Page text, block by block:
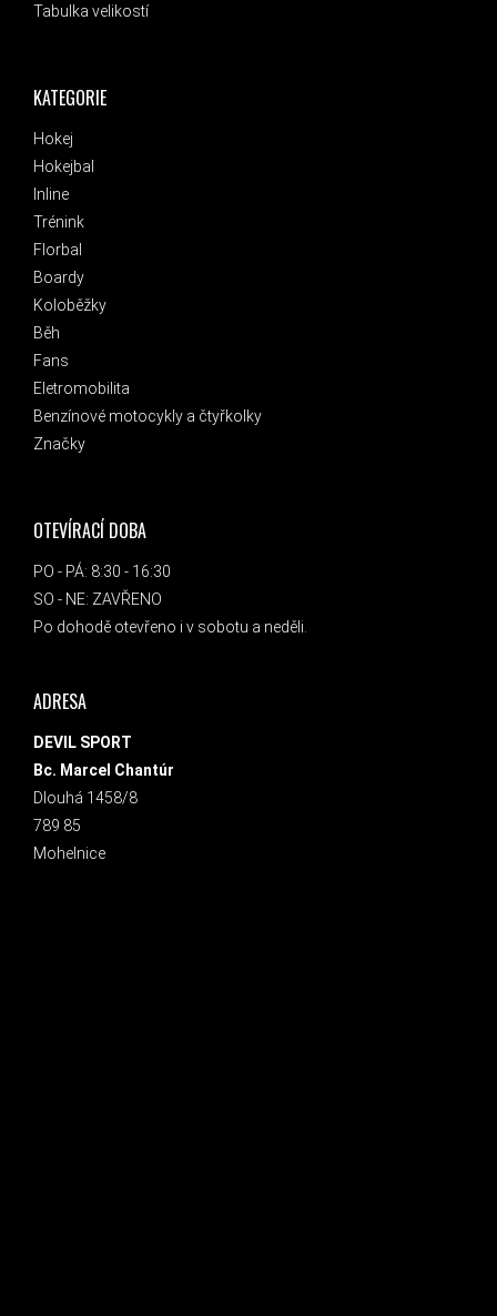
KATEGORIE
Hokej
Hokejbal
Inline
Trénink
Florbal
Boardy
Koloběžky
Běh
Fans
Eletromobilita
Benzínové motocykly a čtyřkolky
Značky
Tabulka velikostí
OTEVÍRACÍ DOBA
PO - PÁ: 8:30 - 16:30
SO - NE: ZAVŘENO
Po dohodě otevřeno i v sobotu a neděli.
ADRESA
DEVIL SPORT
Bc. Marcel Chantúr
Dlouhá 1458/8
789 85
Mohelnice